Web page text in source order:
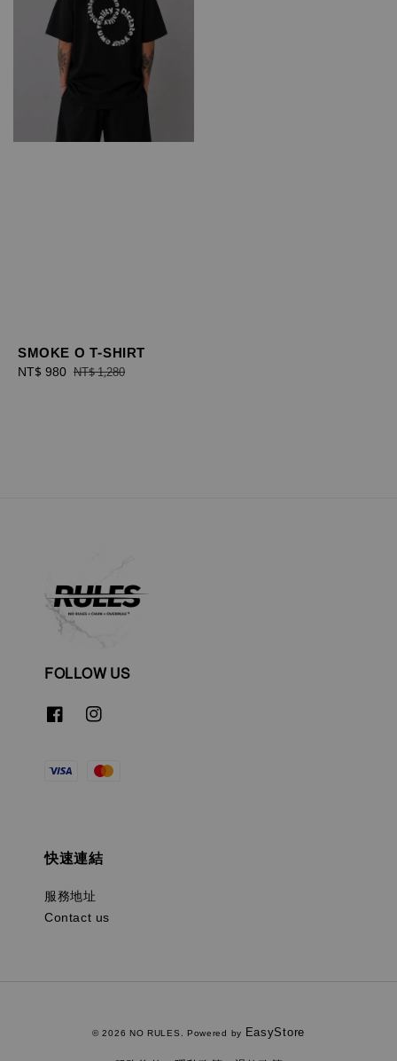
SMOKE O T-SHIRT
Sale
NT$ 980 Regular
NT$ 1,280
FOLLOW US
快速連結
服務地址
Contact us
© 2026 NO RULES. Powered by EasyStore